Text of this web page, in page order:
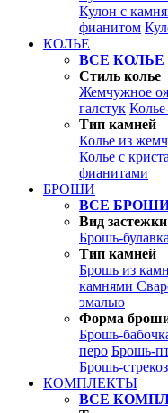
Кулон с
фианитом
КОЛЬЕ
ВСЕ КОЛЬЕ
Стиль колье
Жемчужное
галстук
Тип камней
Колье из
Колье с
фианитами
БРОШИ
ВСЕ
Вид застежки
Брошь-булавка
Тип камней
Брошь из
камнями
эмалью
Форма
Брошь-
перо Брошь-
Брошь-
КОМПЛЕКТЫ
ВСЕ